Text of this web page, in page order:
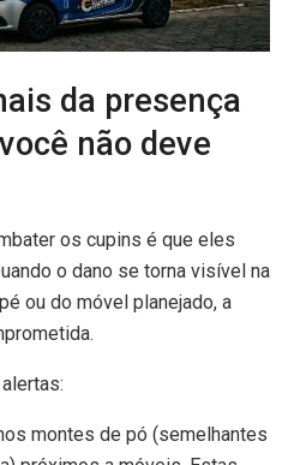
da presença
não deve
os cupins é que eles
o dano se torna visível na
ou do móvel planejado, a
montes de pó (semelhantes